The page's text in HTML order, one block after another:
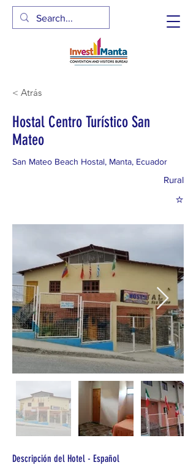
< Atrás
Hostal Centro Turístico San
Mateo
San Mateo Beach Hostal, Manta, Ecuador
Rural
⭐
Descripción del Hotel - Español